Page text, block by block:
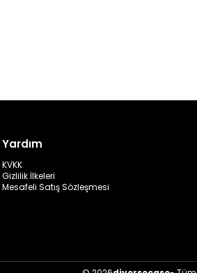
Yardım
KVKK
Gizlilik İlkeleri
Mesafeli Satış Sözleşmesi